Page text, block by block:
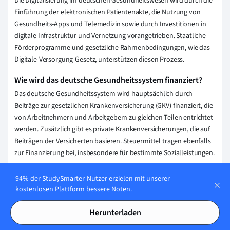
Einführung der elektronischen Patientenakte, die Nutzung von
Gesundheits-Apps und Telemedizin sowie durch Investitionen in
digitale Infrastruktur und Vernetzung vorangetrieben. Staatliche
Förderprogramme und gesetzliche Rahmenbedingungen, wie das
Digitale-Versorgung-Gesetz, unterstützen diesen Prozess.
Wie wird das deutsche Gesundheitssystem finanziert?
Das deutsche Gesundheitssystem wird hauptsächlich durch
Beiträge zur gesetzlichen Krankenversicherung (GKV) finanziert, die
von Arbeitnehmern und Arbeitgebern zu gleichen Teilen entrichtet
werden. Zusätzlich gibt es private Krankenversicherungen, die auf
Beiträgen der Versicherten basieren. Steuermittel tragen ebenfalls
zur Finanzierung bei, insbesondere für bestimmte Sozialleistungen.
Erklärung speichern
Wie stellen wir sicher, dass unser Content
94% der StudySmarter-Nutzer erzielen mit unserer
kostenlosen Plattform bessere Noten.
Herunterladen